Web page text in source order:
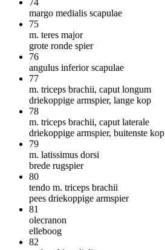
74
margo medialis scapulae
75
m. teres major
grote ronde spier
76
angulus inferior scapulae
77
m. triceps brachii, caput longum
driekoppige armspier, lange kop
78
m. triceps brachii, caput laterale
driekoppige armspier, buitenste kop
79
m. latissimus dorsi
brede rugspier
80
tendo m. triceps brachii
pees driekoppige armspier
81
olecranon
elleboog
82